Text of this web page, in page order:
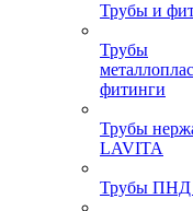
Трубы и
Трубы
фитинги
Трубы
LAVITA
Трубы ПНД